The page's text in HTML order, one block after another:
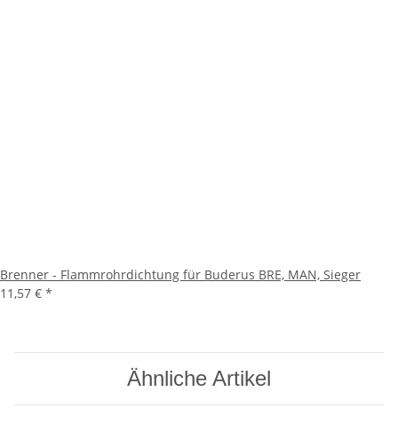
Brenner - Flammrohrdichtung für Buderus BRE, MAN, Sieger
11,57 € *
Ähnliche Artikel